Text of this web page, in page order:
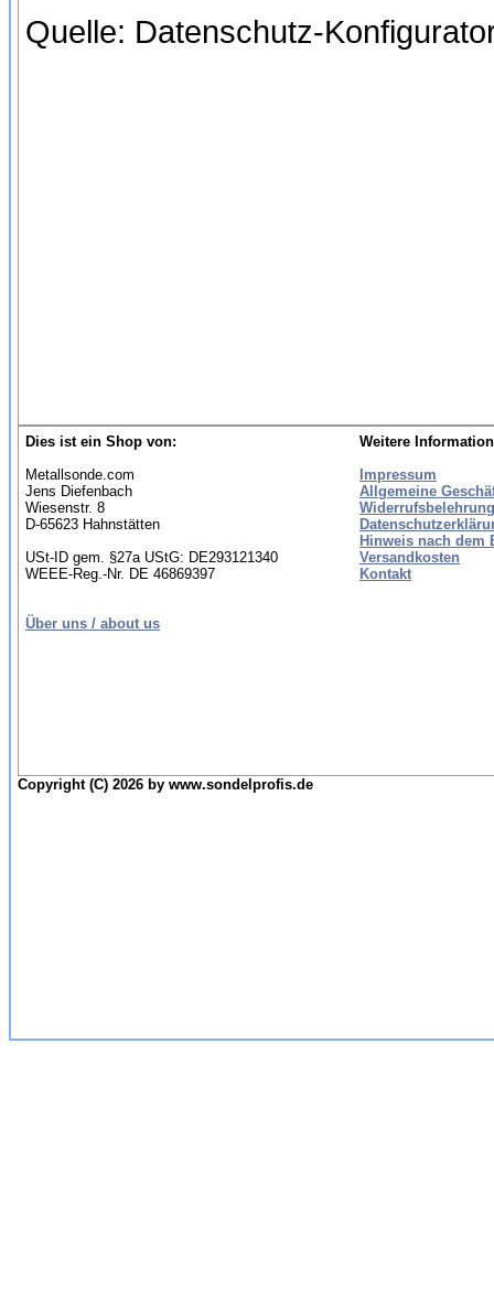
Quelle: Datenschutz-
Dies ist ein Shop von:
Metallsonde.com
Jens Diefenbach
Wiesenstr. 8
D-65623 Hahnstätten
USt-ID gem. §27a UStG: DE293121340
WEEE-Reg.-Nr. DE 46869397
Über uns / about us
Weitere
Impressum
Allgemeine
Hinweis nach dem
Versandkosten
Kontakt
Copyright (C) 2026 by www.sondelprofis.de